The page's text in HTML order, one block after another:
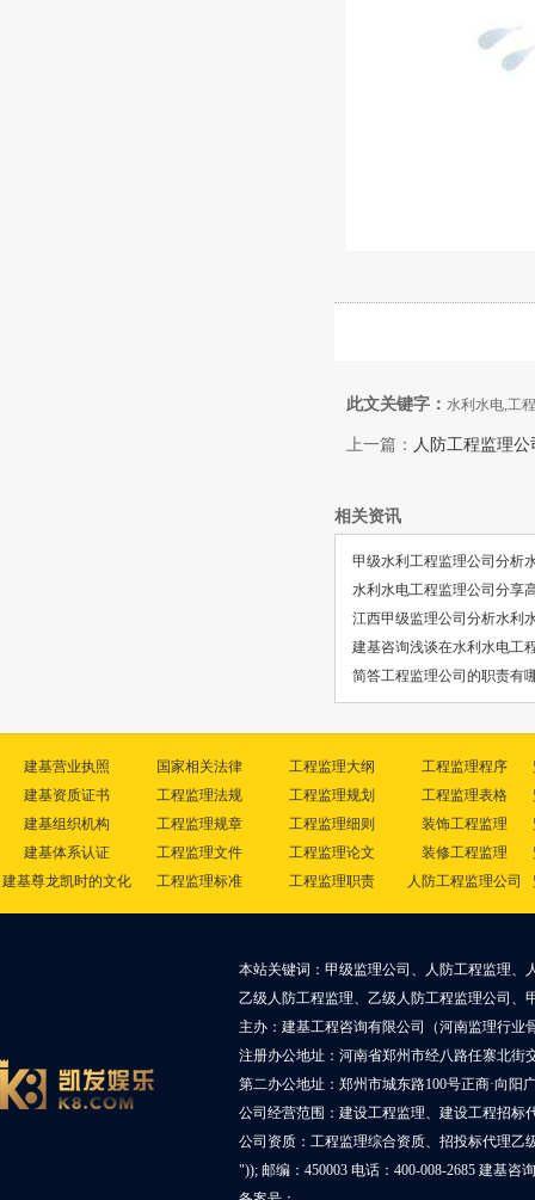
此文关键字： 水利水电,工
上一篇： 人防工程监理
相关资讯
甲级水利工程监理公司分析
水利水电工程监理公司分享
江西甲级监理公司分析水利
建基咨询浅谈在水利水电工
简答工程监理公司的职责有
建基营业执照
建基资质证书
建基组织机构
建基体系认证
建基尊龙凯时的文化
国家相关法律
工程监理法规
工程监理规章
工程监理文件
工程监理标准
工程监理大纲
工程监理规划
工程监理细则
工程监理论文
工程监理职责
工程监理程序
工程监理表格
装饰工程监理
装修工程监理
人防工程监理公司
本站关键词：甲级监理公司、人防工程监理、
乙级人防工程监理、乙级人防工程监理公司、
主办：建基工程咨询有限公司（河南监理行业
注册办公地址：河南省郑州市经八路任寨北街
第二办公地址：郑州市城东路100号正商·向阳
公司经营范围：建设工程监理、建设工程招标
公司资质：工程监理综合资质、招投标代理乙
")); 邮编：450003 电话：400-008-2685 建基咨